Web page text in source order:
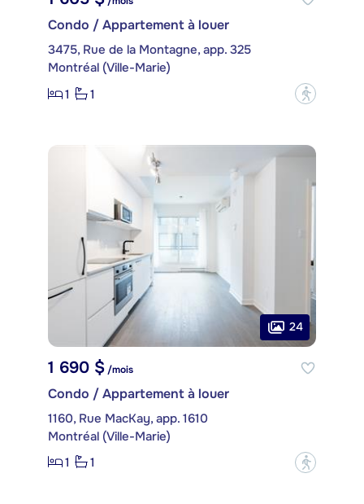
Condo / Appartement à louer
3475, Rue de la Montagne, app. 325
Montréal (Ville-Marie)
1
1 ?
24
1 690 $ /mois
Condo / Appartement à louer
1160, Rue MacKay, app. 1610
Montréal (Ville-Marie)
1
1 ?